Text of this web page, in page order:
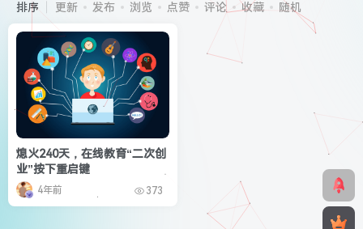
排序
更新 发布 浏览 点赞 评论 收藏 随机
熄火240天，在线教育“二次创
业”按下重启键
4年前 373